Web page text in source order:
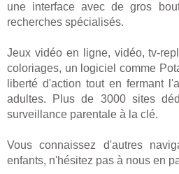
une interface avec de gros
recherches spécialisés.
Jeux vidéo en ligne, vidéo, tv-
coloriages, un logiciel comme
liberté d'action tout en fermant
adultes. Plus de 3000 sites
surveillance parentale à la clé.
Vous connaissez d'autres
enfants, n'hésitez pas à nous en